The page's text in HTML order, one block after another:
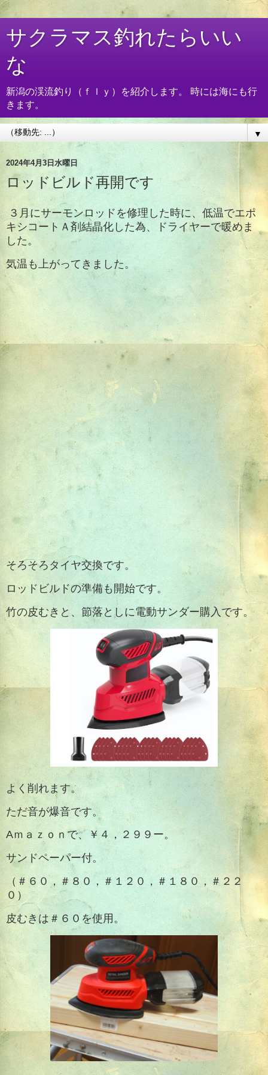
サクラマス釣れたらいい
な
新潟の渓流釣り（ｆｌｙ）を紹介します。 時には海にも行
きます。
▼
2024年4月3日水曜日
ロッドビルド再開です
３月にサーモンロッドを修理した時に、低温でエポ
キシコートＡ剤結晶化した為、ドライヤーで暖めま
した。
気温も上がってきました。
そろそろタイヤ交換です。
ロッドビルドの準備も開始です。
竹の皮むきと、節落としに電動サンダー購入です。
よく削れます。
ただ音が爆音です。
Aｍａｚｏｎで、￥４，２９９ー。
サンドペーパー付。
（＃６０，＃８０，＃１２０，＃１８０，＃２２
０）
皮むきは＃６０を使用。